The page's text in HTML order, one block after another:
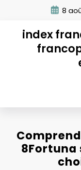
8
index
8Fortuna